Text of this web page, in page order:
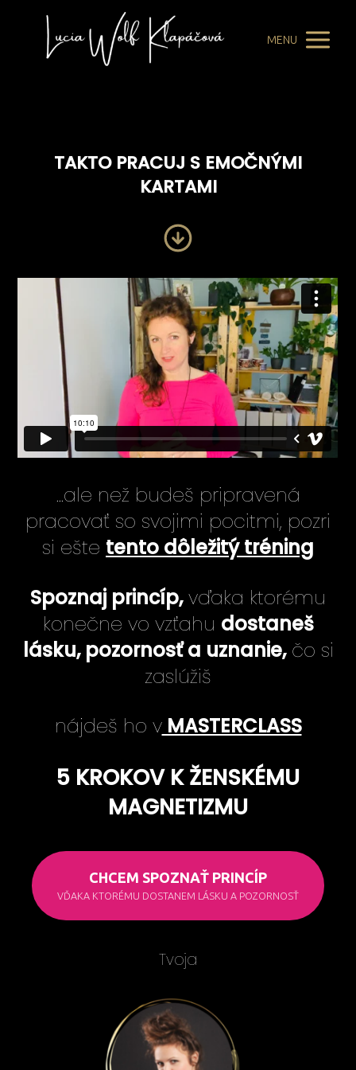
MENU
TAKTO PRACUJ S EMOČNÝMI
KARTAMI
...ale než budeš pripravená
pracovať so svojimi pocitmi, pozri
si ešte tento dôležitý tréning
Spoznaj princíp,vďaka ktorému
konečne vo vzťahu dostaneš
lásku, pozornosť a uznanie,čo si
zaslúžiš
nájdeš ho vMASTERCLASS
5 KROKOV K ŽENSKÉMU
MAGNETIZMU
CHCEM SPOZNAŤ PRINCÍP
VĎAKA KTORÉMU DOSTANEM LÁSKU A POZORNOSŤ
Tvoja